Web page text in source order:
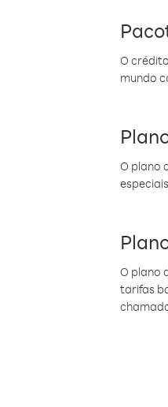
O
mundo
O plano
O plano
tarifas